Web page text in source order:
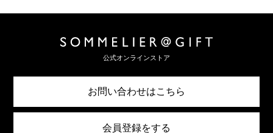
公式オンラインストア
お問い合わせはこちら
会員登録をする